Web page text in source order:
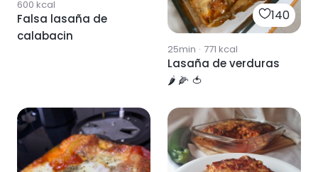
600 kcal
Falsa lasaña de
calabacin
140
25min · 771 kcal
Lasaña de verduras
🌶 🌽 🍅